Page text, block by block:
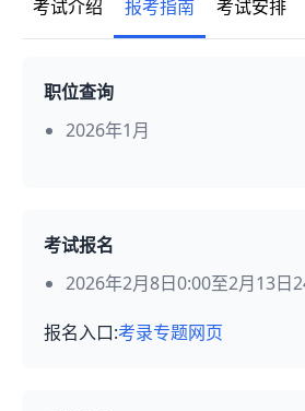
考试介绍 报考指南 考试安排
职位查询
2026年1月
考试报名
2026年2月8日0:00至2月13日
报名入口:考录专题网页